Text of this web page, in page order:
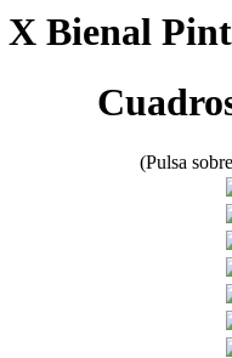
X Bienal
(Pulsa